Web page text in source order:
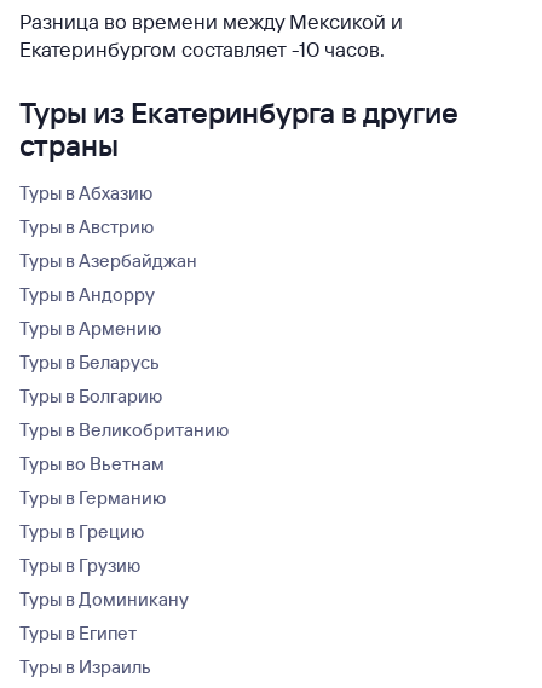
Разница во времени между Мексикой и
Екатеринбургом составляет -10 часов.
Туры из Екатеринбурга в другие
страны
Туры в Абхазию
Туры в Австрию
Туры в Азербайджан
Туры в Андорру
Туры в Армению
Туры в Беларусь
Туры в Болгарию
Туры в Великобританию
Туры во Вьетнам
Туры в Германию
Туры в Грецию
Туры в Грузию
Туры в Доминикану
Туры в Египет
Туры в Израиль